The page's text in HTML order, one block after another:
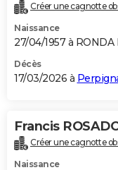
Destinations
City break
Voyage nature
Voyage de noces
Forum
Climat
+PHOTO
GUIDES D'ACHAT
BONS PLANS
Carte de Noël
Carte Bonne année
Carte Saint-Valentin
Carte Pâques
Carte d'anniversaire
DICTIONNAIRE
Dictionnaire
Biographies
Citations
Expressions
Proverbes
PROGRAMME TV
Créer une cagnotte
Naissance
27/04/1957 à RONDA
Décès
17/03/2026 à
Francis
Créer une cagnotte
Naissance